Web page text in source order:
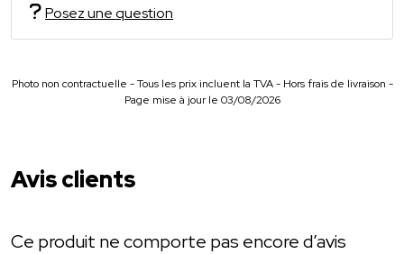
Posez une question
Photo non contractuelle - Tous les prix incluent la TVA - Hors frais de livraison -
Page mise à jour le 03/08/2026
Avis clients
Ce produit ne comporte pas encore d’avis